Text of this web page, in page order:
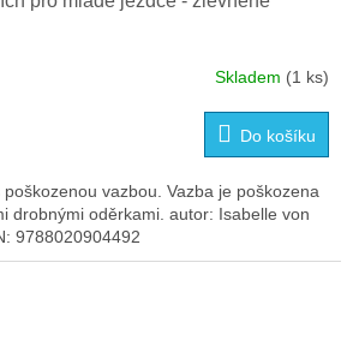
Skladem (1 ks)
Do košíku
vazbou. Vazba je poškozena
drobnými oděrkami. autor: Isabelle von
9788020904492